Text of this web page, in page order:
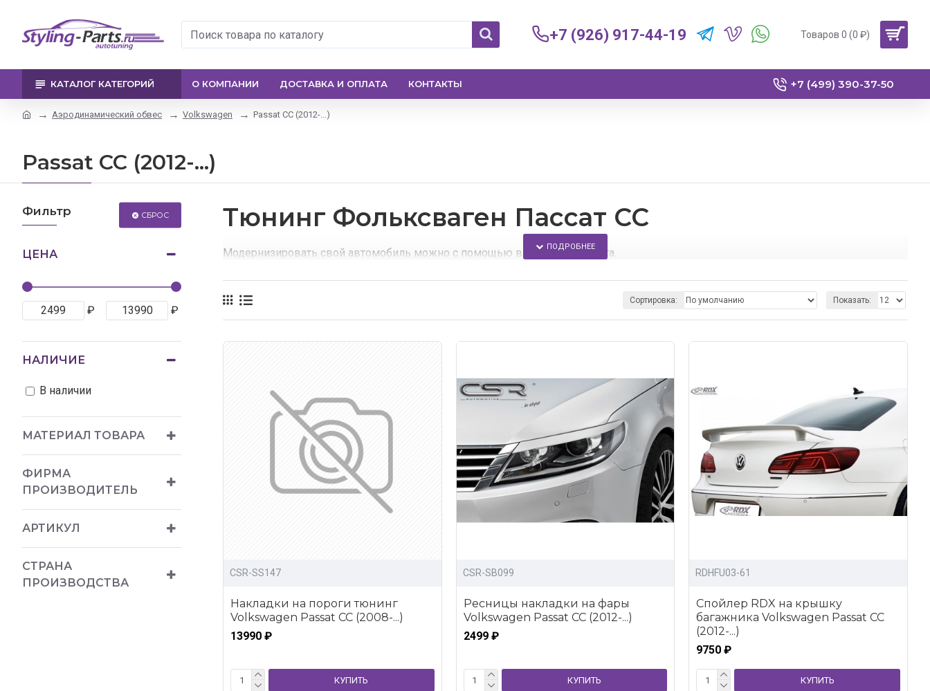
+7 (926) 917-44-19 Товаров 0 (0 ₽)
КАТАЛОГ КАТЕГОРИЙ О КОМПАНИИ ДОСТАВКА И ОПЛАТА КОНТАКТЫ +7 (499) 390-37-50
Аэродинамический обвес Volkswagen Passat CC (2012-...)
Passat CC (2012-...)
Фильтр СБРОС
ЦЕНА
₽ ₽
МАТЕРИАЛ ТОВАРА
ФИРМА
ПРОИЗВОДИТЕЛЬ
АРТИКУЛ
СТРАНА
ПРОИЗВОДСТВА
НАЛИЧИЕ
В наличии
Тюнинг Фольксваген Пассат СС
Модернизировать свой автомобиль можно с помощью внешнего тюнинга.
Благодаря данному магазину, Вы сможете найти аэродинамические обвесы для своего автомобиля.
У нас Вы всегда найдете:
Купить обвесы для тюнинга Фольксваген Пассат СС можно написав нам, либо отправив заявку прямо на сайте через личный
Сортировка: Показать:
CSR-SS147
Накладки на пороги тюнинг
Volkswagen Passat CC (2008-...)
13990 ₽
КУПИТЬ
CSR-SB099
Ресницы накладки на фары
Volkswagen Passat CC (2012-...)
2499 ₽
КУПИТЬ
RDHFU03-61
Спойлер RDX на крышку
багажника Volkswagen Passat CC
(2012-...)
9750 ₽
КУПИТЬ